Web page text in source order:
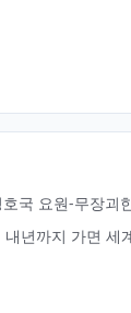
국 요원-무장괴